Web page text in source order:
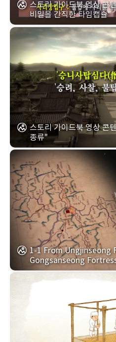
스토리 가이드북 영상 콘
비밀을 간직한 타임캡슐"
스토리 가이드북 영상 콘
종류"
1-1 From Ungjinseong
Gongsanseong